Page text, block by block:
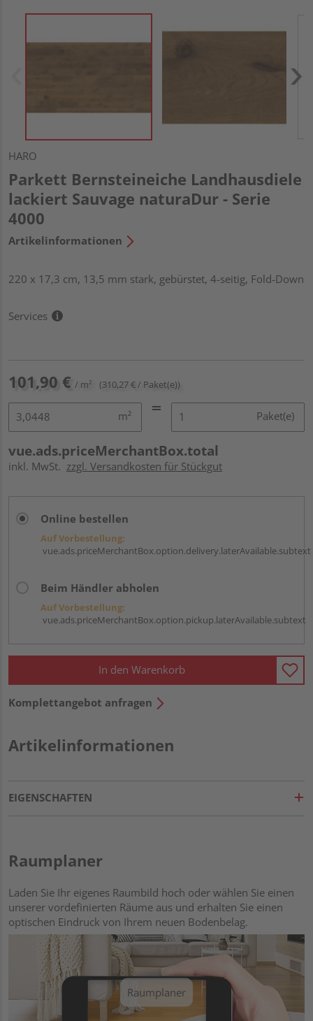
HARO
Parkett Bernsteineiche Landhausdiele
lackiert Sauvage naturaDur - Serie
4000
Artikelinformationen
220 x 17,3 cm, 13,5 mm stark, gebürstet, 4-seitig, Fold-Down
Services
101,90 € / m² (310,27 € / Paket(e))
m² Paket(e)
vue.ads.priceMerchantBox.total
inkl. MwSt. zzgl. Versandkosten für Stückgut
Online bestellen
Auf Vorbestellung:
vue.ads.priceMerchantBox.option.delivery.laterAvailable.subtext
Beim Händler abholen
Auf Vorbestellung:
vue.ads.priceMerchantBox.option.pickup.laterAvailable.subtext
In den Warenkorb
Komplettangebot anfragen
Artikelinformationen
EIGENSCHAFTEN
Raumplaner
Laden Sie Ihr eigenes Raumbild hoch oder wählen Sie einen
unserer vordefinierten Räume aus und erhalten Sie einen
optischen Eindruck von Ihrem neuen Bodenbelag.
Raumplaner